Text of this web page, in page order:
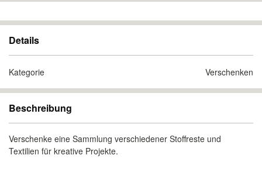
Details
Kategorie Verschenken
Beschreibung
Verschenke eine Sammlung verschiedener Stoffreste und
Textilien für kreative Projekte.